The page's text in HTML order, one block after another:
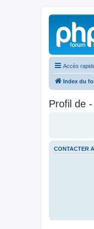
Accès
Index du
Profil de
CONTACTER